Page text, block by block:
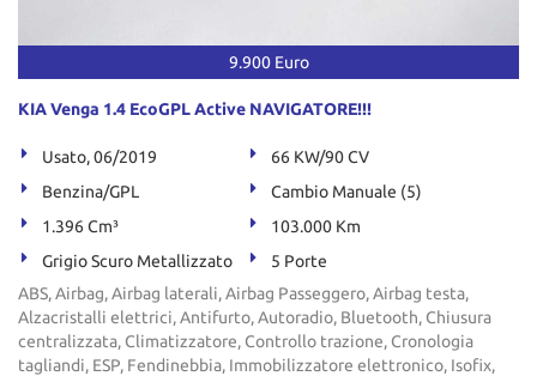
9.900 Euro
KIA Venga 1.4 EcoGPL Active NAVIGATORE!!!
Usato, 06/2019
66 KW/90 CV
Benzina/GPL
Cambio Manuale (5)
1.396 Cm³
103.000 Km
Grigio Scuro Metallizzato
5 Porte
ABS, Airbag, Airbag laterali, Airbag Passeggero, Airbag testa,
Alzacristalli elettrici, Antifurto, Autoradio, Bluetooth, Chiusura
centralizzata, Climatizzatore, Controllo trazione, Cronologia
tagliandi, ESP, Fendinebbia, Immobilizzatore elettronico, Isofix,
Cookie necessari
Cookie per il miglioramento dell'esperienza utente
Cookie analitici
Cookie di marketing